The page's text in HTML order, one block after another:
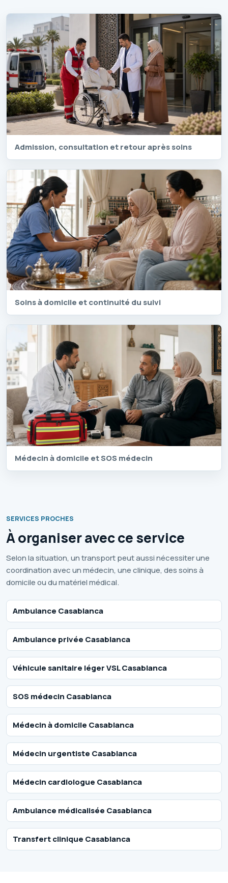
Admission, consultation et retour après soins
Soins à domicile et continuité du suivi
Médecin à domicile et SOS médecin
SERVICES PROCHES
À organiser avec ce service
Selon la situation, un transport peut aussi nécessiter une
coordination avec un médecin, une clinique, des soins à
domicile ou du matériel médical.
Ambulance Casablanca
Ambulance privée Casablanca
Véhicule sanitaire léger VSL Casablanca
SOS médecin Casablanca
Médecin à domicile Casablanca
Médecin urgentiste Casablanca
Médecin cardiologue Casablanca
Ambulance médicalisée Casablanca
Transfert clinique Casablanca